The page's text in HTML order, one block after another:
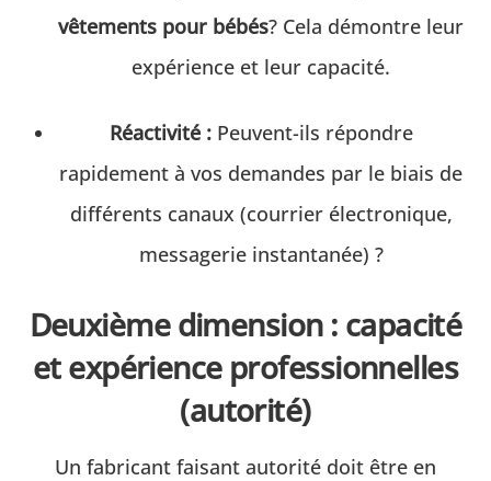
vêtements pour bébés? Cela démontre leur
expérience et leur capacité.
Réactivité :Peuvent-ils répondre
rapidement à vos demandes par le biais de
différents canaux (courrier électronique,
messagerie instantanée) ?
Deuxième dimension : capacité
et expérience professionnelles
(autorité)
Un fabricant faisant autorité doit être en